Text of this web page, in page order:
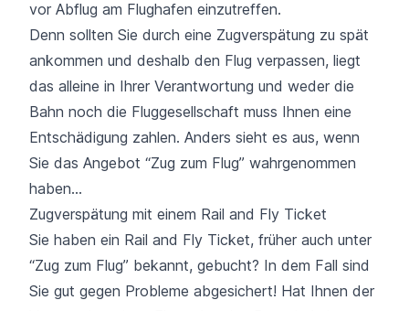
vor Abflug am Flughafen einzutreffen.
Denn sollten Sie durch eine Zugverspätung zu spät
ankommen und deshalb den Flug verpassen, liegt
das alleine in Ihrer Verantwortung und weder die
Bahn noch die Fluggesellschaft muss Ihnen eine
Entschädigung zahlen. Anders sieht es aus, wenn
Sie das Angebot “Zug zum Flug” wahrgenommen
haben...
Zugverspätung mit einem Rail and Fly Ticket
Sie haben ein Rail and Fly Ticket, früher auch unter
“Zug zum Flug” bekannt, gebucht? In dem Fall sind
Sie gut gegen Probleme abgesichert! Hat Ihnen der